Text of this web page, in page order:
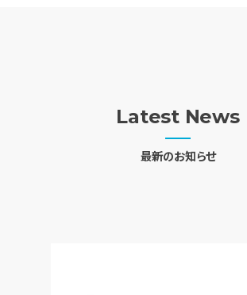
Latest News
最新のお知らせ